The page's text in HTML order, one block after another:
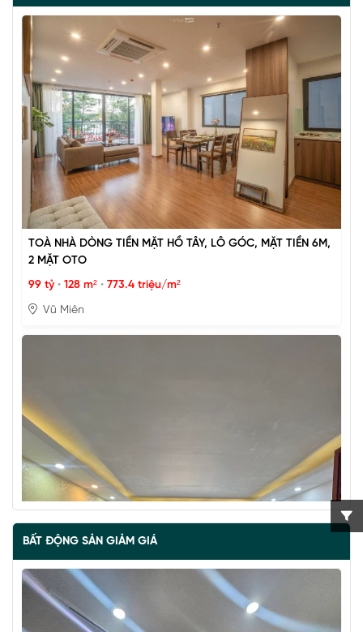
TOÀ NHÀ DÒNG TIỀN MẶT HỒ TÂY, LÔ GÓC, MẶT TIỀN 6M,
2 MẶT OTO
99 tỷ • 128 m² • 773.4 triệu/m²
Vũ Miên
BẤT ĐỘNG SẢN GIẢM GIÁ